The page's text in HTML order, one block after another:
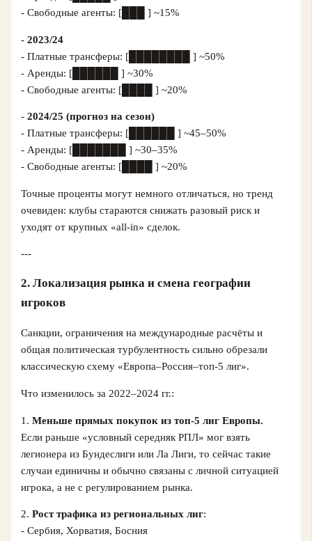
- Свободные агенты: [███ ] ~15%
-2023/24
- Платные трансферы: [████████ ] ~50%
- Аренды: [██████ ] ~30%
- Свободные агенты: [████ ] ~20%
-2024/25 (прогноз на сезон)
- Платные трансферы: [██████ ] ~45–50%
- Аренды: [███████ ] ~30–35%
- Свободные агенты: [████ ] ~20%
Точные проценты могут немного отличаться, но тренд
очевиден: клубы стараются снижать разовый риск и
уходят от крупных «all-in» сделок.
---
2. Локализация рынка и смена географии
игроков
Санкции, ограничения на международные расчёты и
общая политическая турбулентность сильно обрезали
классическую схему «Европа–Россия–топ-5 лиг».
Что изменилось за 2022–2024 гг.:
1.Меньше прямых покупок из топ-5 лиг Европы.
Если раньше «условный середняк РПЛ» мог взять
легионера из Бундеслиги или Ла Лиги, то сейчас такие
случаи единичны и обычно связаны с личной ситуацией
игрока, а не с регулированием рынка.
2.Рост трафика из региональных лиг:
- Сербия, Хорватия, Босния